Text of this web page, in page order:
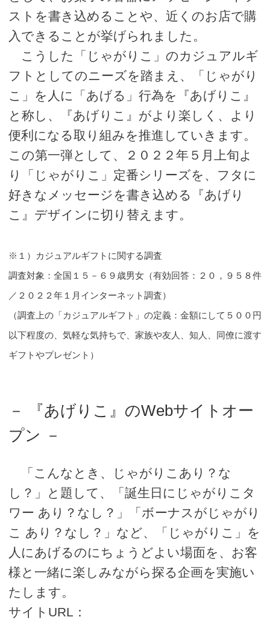
ストを書き込めることや、近くのお店で購
入できることが挙げられました。
こうした「じゃがりこ」のカジュアルギ
フトとしてのニーズを踏まえ、「じゃがり
こ」を人に「あげる」行為を『あげりこ』
と称し、『あげりこ』がより楽しく、より
便利になる取り組みを推進していきます。
この第一弾として、２０２２年５月上旬よ
り「じゃがりこ」定番シリーズを、フタに
好きなメッセージを書き込める『あげり
こ』デザインに切り替えます。
※１）カジュアルギフトに関する調査
調査対象：全国１５－６９歳男女（有効回答：２０，９５８件
／２０２２年１月インターネット調査）
（調査上の「カジュアルギフト」の定義：金額にして５００円
以下程度の、気軽な気持ちで、家族や友人、知人、同僚に渡す
ギフトやプレゼント）
－ 『あげりこ』のWebサイトオー
プン －
「こんなとき、じゃがりこあり？な
し？」と題して、「誕生日にじゃがりこタ
ワー あり？なし？」「ボーナスがじゃがり
こ あり？なし？」など、「じゃがりこ」を
人にあげるのにちょうどよい場面を、お客
様と一緒に楽しみながら探る企画を実施い
たします。
サイトURL：